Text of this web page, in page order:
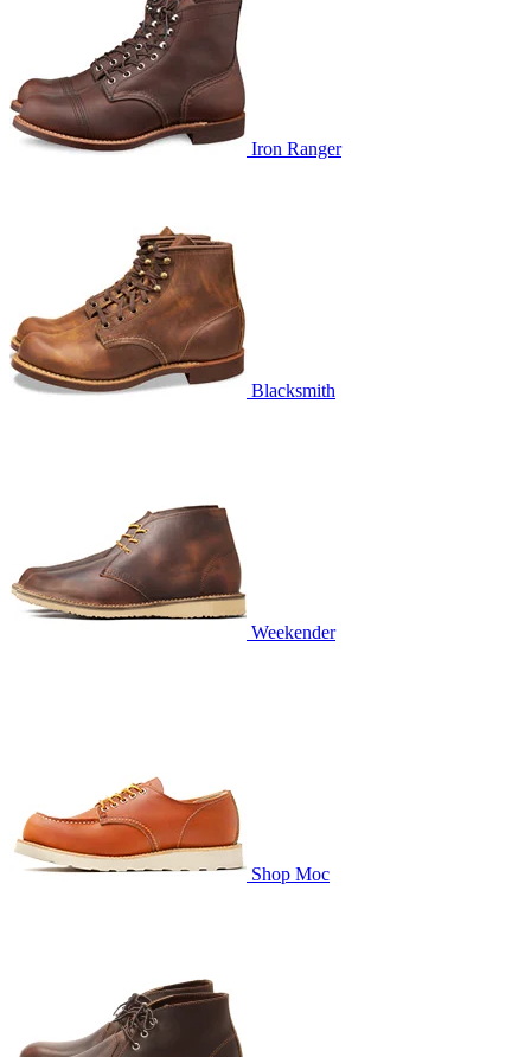
Iron Ranger
Blacksmith
Weekender
Shop Moc